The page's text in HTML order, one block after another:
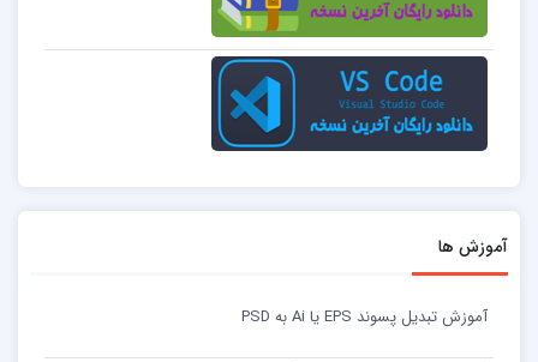
آموزش ها
آموزش تبدیل پسوند EPS یا Ai به PSD